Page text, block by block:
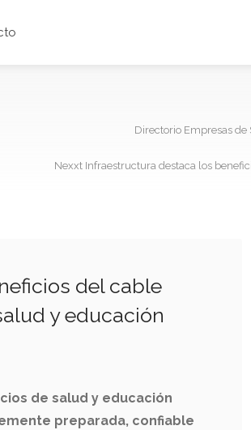
Directorio Empresas
Nexxt Infraestructura destaca los
del cable
y educación
de salud y educación
preparada, confiable